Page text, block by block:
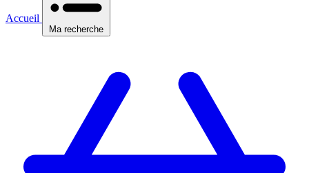
Accueil
Ma recherche